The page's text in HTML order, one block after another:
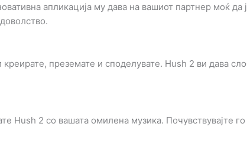
апликација му дава на вашиот партнер моќ да
преземате и споделувате. Hush 2 ви дава
Hush 2 со вашата омилена музика. Почувствувајте